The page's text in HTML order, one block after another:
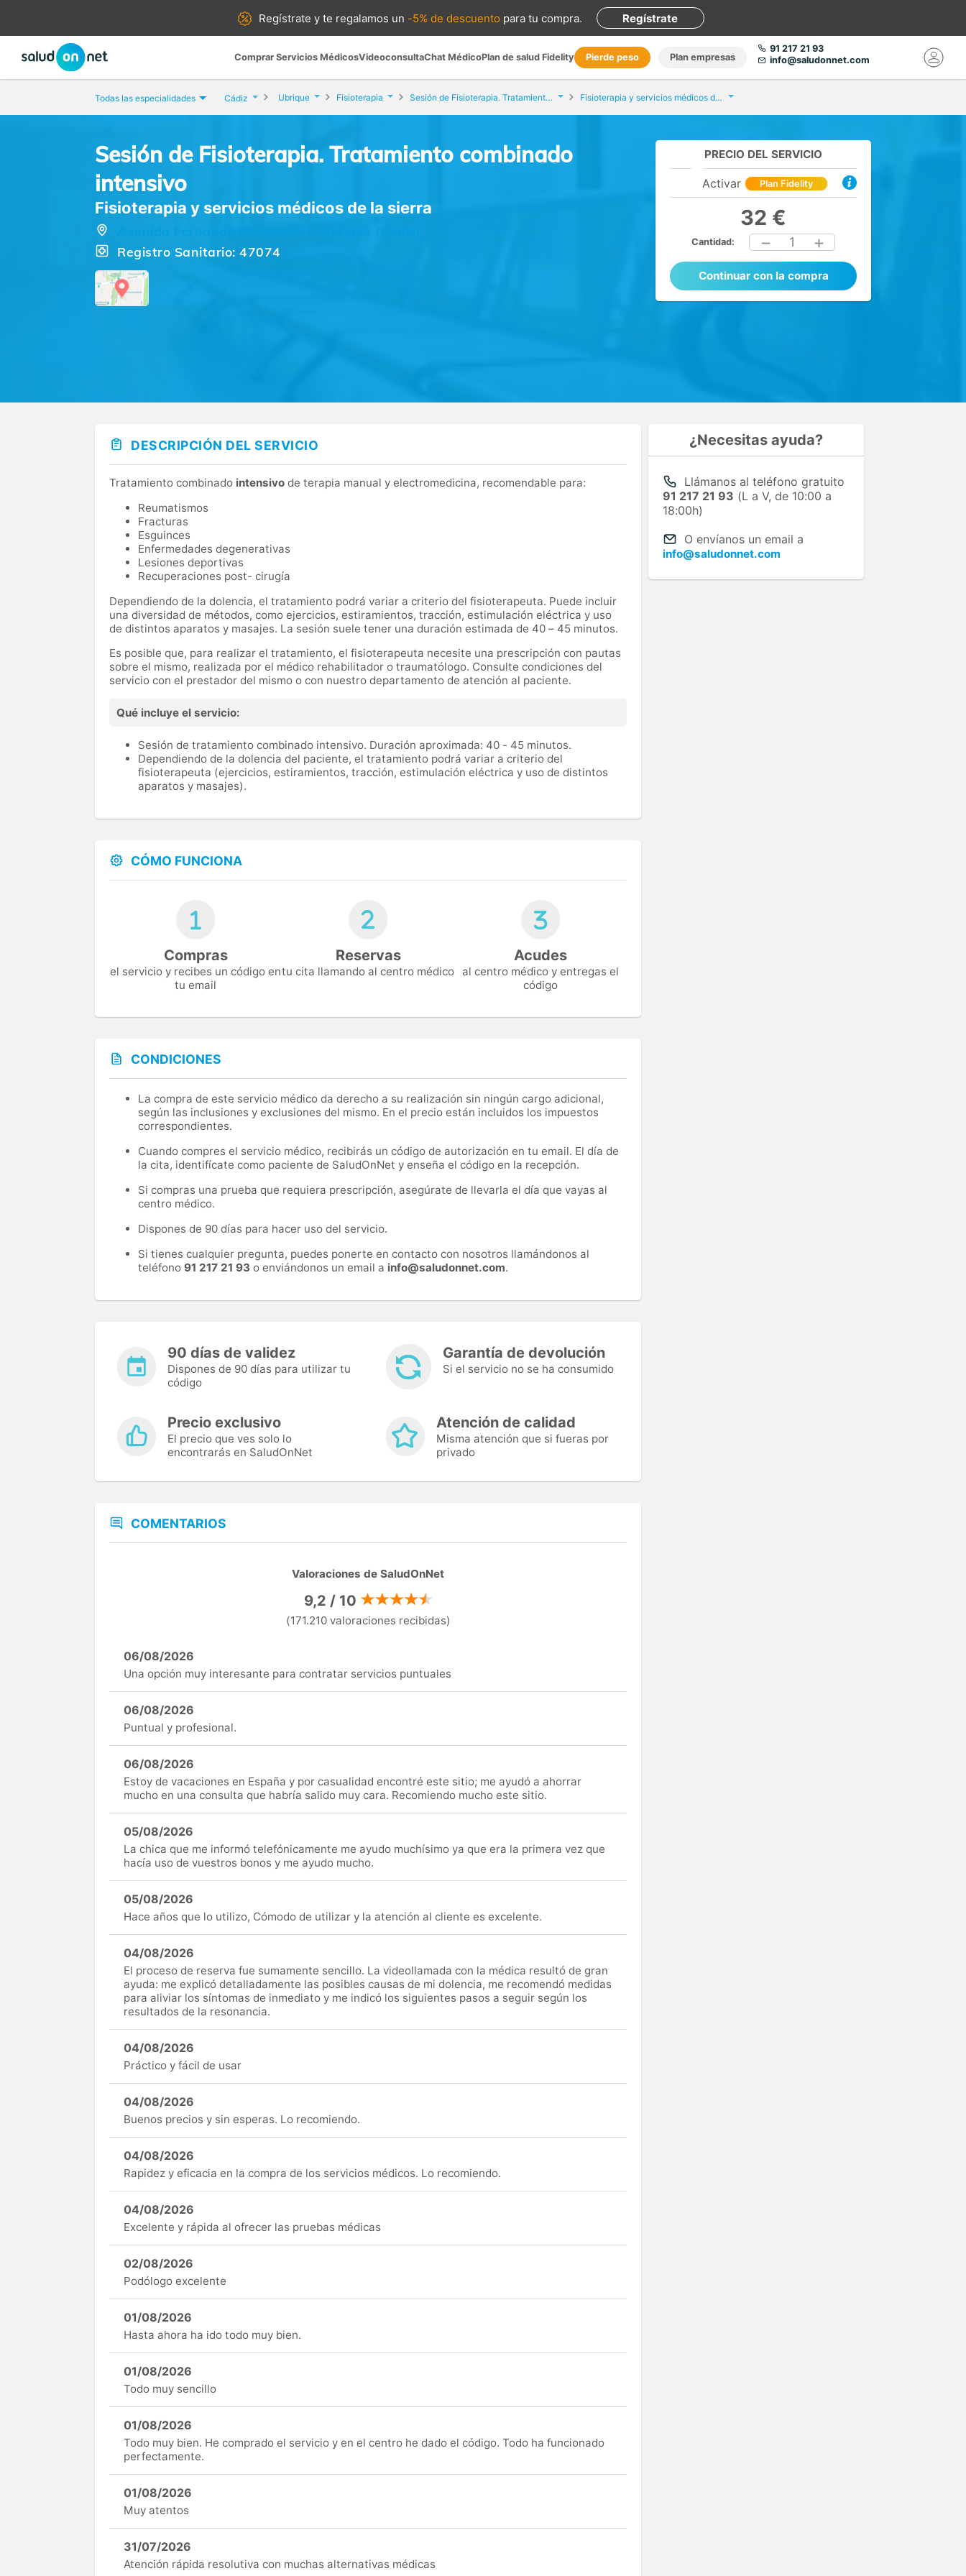
Regístrate yte regalamos un -5% de descuento para tu compra. Regístrate
Comprar Servicios MédicosVideoconsultaChat MédicoPlan de salud Fidelity Pierde peso Plan empresas
91 217 21 93
info@saludonnet.com
Todas las especialidades Cádiz Ubrique Fisioterapia Sesión de Fisioterapia. Tratamiento combinado intensivo Fisioterapia y servicios médicos de la sierra
Sesión de Fisioterapia. Tratamiento combinado
intensivo
Fisioterapia y servicios médicos de la sierra
Registro Sanitario: 47074
PRECIO DEL SERVICIO
Activar Plan Fidelity
32 €
Cantidad: 1
Continuar con la compra
DESCRIPCIÓN DEL SERVICIO
Tratamiento combinado intensivo de terapia manual y electromedicina, recomendable para:
Reumatismos
Fracturas
Esguinces
Enfermedades degenerativas
Lesiones deportivas
Recuperaciones post- cirugía
Dependiendo de la dolencia, el tratamiento podrá variar a criterio del fisioterapeuta. Puede incluir
una diversidad de métodos, como ejercicios, estiramientos, tracción, estimulación eléctrica y uso
de distintos aparatos y masajes. La sesión suele tener una duración estimada de 40 – 45 minutos.
Es posible que, para realizar el tratamiento, el fisioterapeuta necesite una prescripción con pautas
sobre el mismo, realizada por el médico rehabilitador o traumatólogo. Consulte condiciones del
servicio con el prestador del mismo o con nuestro departamento de atención al paciente.
Qué incluye el servicio:
Sesión de tratamiento combinado intensivo. Duración aproximada: 40 - 45 minutos.
Dependiendo de la dolencia del paciente, el tratamiento podrá variar a criterio del
fisioterapeuta (ejercicios, estiramientos, tracción, estimulación eléctrica y uso de distintos
aparatos y masajes).
CÓMO FUNCIONA
Compras
el servicio y recibes un código en
tu email
Reservas
tu cita llamando al centro médico
Acudes
al centro médico y entregas el
código
CONDICIONES
La compra de este servicio médico da derecho a su realización sin ningún cargo adicional,
según las inclusiones y exclusiones del mismo. En el precio están incluidos los impuestos
correspondientes.
Cuando compres el servicio médico, recibirás un código de autorización en tu email. El día de
la cita, identifícate como paciente de SaludOnNet y enseña el código en la recepción.
Si compras una prueba que requiera prescripción, asegúrate de llevarla el día que vayas al
centro médico.
Dispones de 90 días para hacer uso del servicio.
Si tienes cualquier pregunta, puedes ponerte en contacto con nosotros llamándonos al
teléfono 91 217 21 93 o enviándonos un email a info@saludonnet.com.
90 días de validez
Dispones de 90 días para utilizar tu
código
Garantía de devolución
Si el servicio no se ha consumido
Precio exclusivo
El precio que ves solo lo
encontrarás en SaludOnNet
Atención de calidad
Misma atención que si fueras por
privado
COMENTARIOS
Valoraciones de SaludOnNet
9,2 / 10
(171.210 valoraciones recibidas)
06/08/2026
Una opción muy interesante para contratar servicios puntuales
06/08/2026
Puntual y profesional.
06/08/2026
Estoy de vacaciones en España y por casualidad encontré este sitio; me ayudó a ahorrar
mucho en una consulta que habría salido muy cara. Recomiendo mucho este sitio.
05/08/2026
La chica que me informó telefónicamente me ayudo muchísimo ya que era la primera vez que
hacía uso de vuestros bonos y me ayudo mucho.
05/08/2026
Hace años que lo utilizo, Cómodo de utilizar y la atención al cliente es excelente.
04/08/2026
El proceso de reserva fue sumamente sencillo. La videollamada con la médica resultó de gran
ayuda: me explicó detalladamente las posibles causas de mi dolencia, me recomendó medidas
para aliviar los síntomas de inmediato y me indicó los siguientes pasos a seguir según los
resultados de la resonancia.
04/08/2026
Práctico y fácil de usar
04/08/2026
Buenos precios y sin esperas. Lo recomiendo.
04/08/2026
Rapidez y eficacia en la compra de los servicios médicos. Lo recomiendo.
04/08/2026
Excelente y rápida al ofrecer las pruebas médicas
02/08/2026
Podólogo excelente
01/08/2026
Hasta ahora ha ido todo muy bien.
01/08/2026
Todo muy sencillo
01/08/2026
Todo muy bien. He comprado el servicio y en el centro he dado el código. Todo ha funcionado
perfectamente.
01/08/2026
Muy atentos
31/07/2026
Atención rápida resolutiva con muchas alternativas médicas
¿Necesitas ayuda?
Llámanos al teléfono gratuito
91 217 21 93 (L a V, de 10:00 a
18:00h)
O envíanos un email a
info@saludonnet.com